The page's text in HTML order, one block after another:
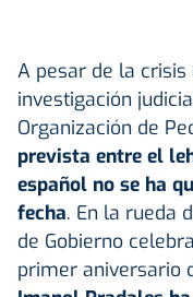
A pesar de la crisis
investigación
Organización de
prevista entre el
español no se ha
fecha. En la rueda
de Gobierno
primer aniversario